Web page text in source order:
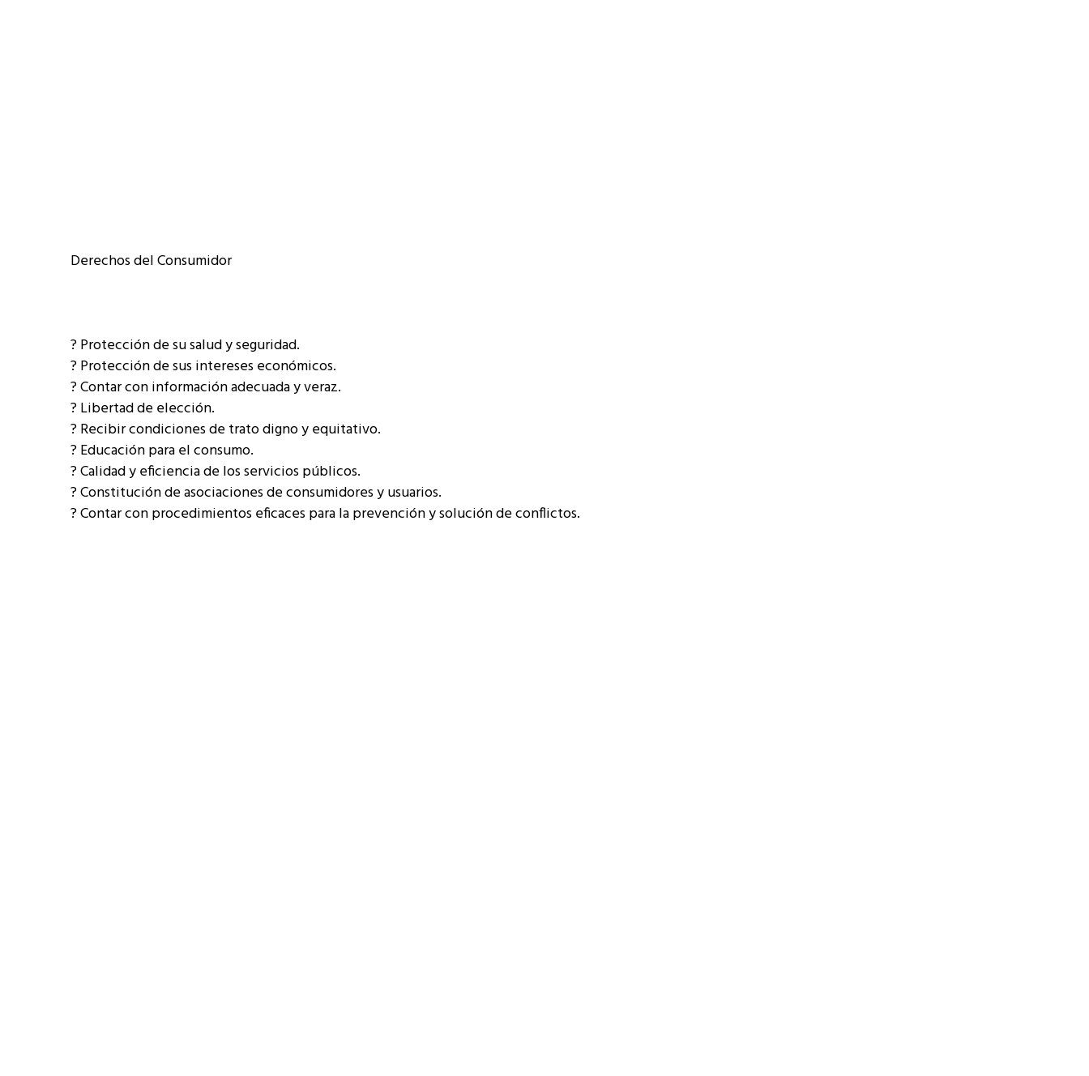
Derechos del Consumidor
? Protección de su salud y seguridad.
? Protección de sus intereses económicos.
? Contar con información adecuada y veraz.
? Libertad de elección.
? Recibir condiciones de trato digno y equitativo.
? Educación para el consumo.
? Calidad y eficiencia de los servicios públicos.
? Constitución de asociaciones de consumidores y usuarios.
? Contar con procedimientos eficaces para la prevención y solución de conflictos.